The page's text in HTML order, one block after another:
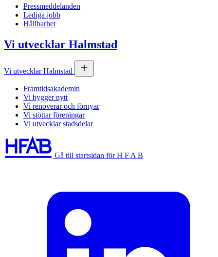
Pressmeddelanden
Lediga jobb
Hållbarhet
Vi utvecklar Halmstad
Vi utvecklar Halmstad
Framtidsakademin
Vi bygger nytt
Vi renoverar och förnyar
Vi stöttar föreningar
Vi utvecklar stadsdelar
Gå till startsidan för H F A B